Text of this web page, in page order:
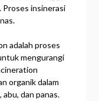
Proses insinerasi
adalah proses
mengurangi
organik dalam
abu, dan panas.